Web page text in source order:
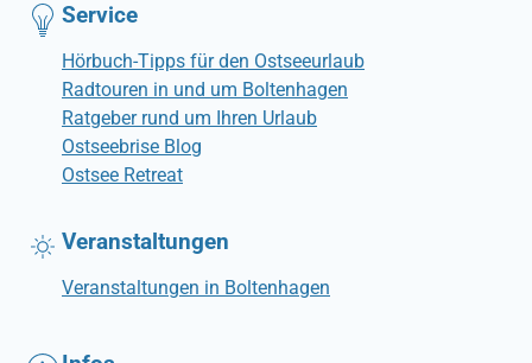
Service
Hörbuch-Tipps für den Ostseeurlaub
Radtouren in und um Boltenhagen
Ratgeber rund um Ihren Urlaub
Ostseebrise Blog
Ostsee Retreat
Veranstaltungen
Veranstaltungen in Boltenhagen